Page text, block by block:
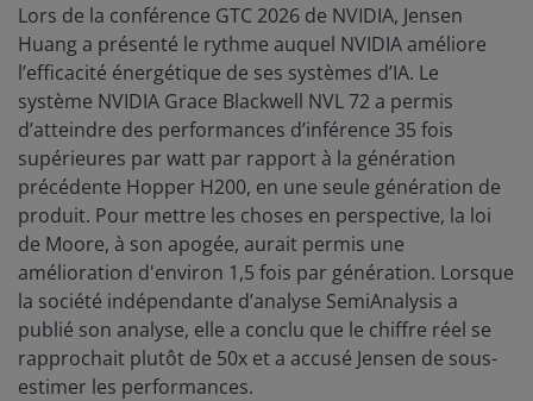
Lors de la conférence GTC 2026 de NVIDIA, Jensen
Huang a présenté le rythme auquel NVIDIA améliore
l’efficacité énergétique de ses systèmes d’IA. Le
système NVIDIA Grace Blackwell NVL 72 a permis
d’atteindre des performances d’inférence 35 fois
supérieures par watt par rapport à la génération
précédente Hopper H200, en une seule génération de
produit. Pour mettre les choses en perspective, la loi
de Moore, à son apogée, aurait permis une
amélioration d'environ 1,5 fois par génération. Lorsque
la société indépendante d’analyse SemiAnalysis a
publié son analyse, elle a conclu que le chiffre réel se
rapprochait plutôt de 50x et a accusé Jensen de sous-
estimer les performances.